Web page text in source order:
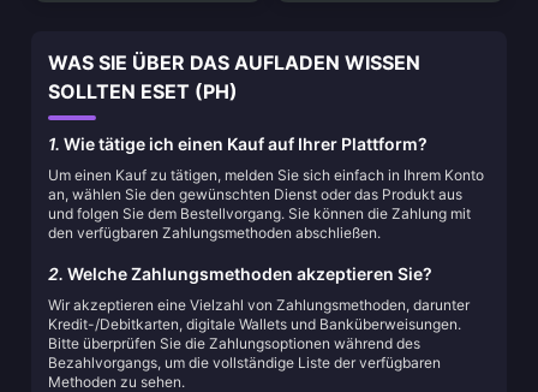
WAS SIE ÜBER DAS AUFLADEN WISSEN
SOLLTEN ESET (PH)
1. Wie tätige ich einen Kauf auf Ihrer Plattform?
Um einen Kauf zu tätigen, melden Sie sich einfach in Ihrem Konto
an, wählen Sie den gewünschten Dienst oder das Produkt aus
und folgen Sie dem Bestellvorgang. Sie können die Zahlung mit
den verfügbaren Zahlungsmethoden abschließen.
2. Welche Zahlungsmethoden akzeptieren Sie?
Wir akzeptieren eine Vielzahl von Zahlungsmethoden, darunter
Kredit-/Debitkarten, digitale Wallets und Banküberweisungen.
Bitte überprüfen Sie die Zahlungsoptionen während des
Bezahlvorgangs, um die vollständige Liste der verfügbaren
Methoden zu sehen.